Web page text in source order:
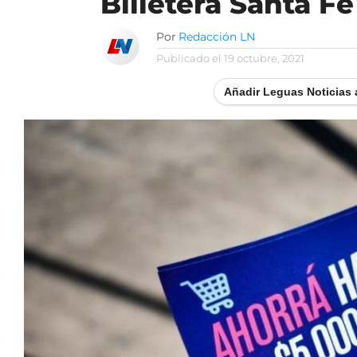
Por Redacción LN
Publicado el 19 octubre, 2021
Añadir Leguas Noticias